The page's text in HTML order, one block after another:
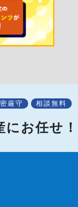
お任せ！
厳守 相談無料